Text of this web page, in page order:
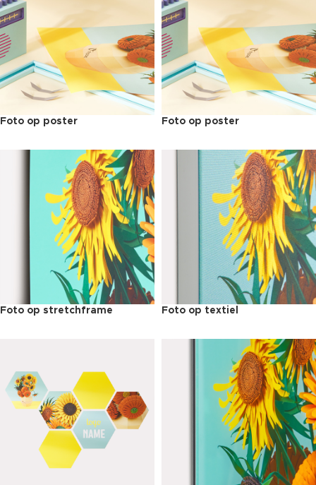
Foto op poster Foto op poster
Foto op stretchframe Foto op textiel